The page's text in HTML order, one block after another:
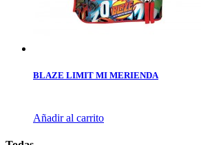
BLAZE LIMIT MI MERIENDA
Añadir al carrito